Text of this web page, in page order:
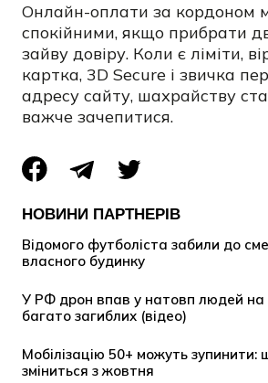
Онлайн-оплати за кордоном
спокійними, якщо прибрати
зайву довіру. Коли є ліміти,
картка, 3D Secure і звичка
адресу сайту, шахрайству
важче зачепитися.